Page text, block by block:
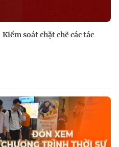
soát chặt chẽ các tác